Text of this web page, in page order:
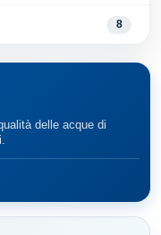
8
delle acque di